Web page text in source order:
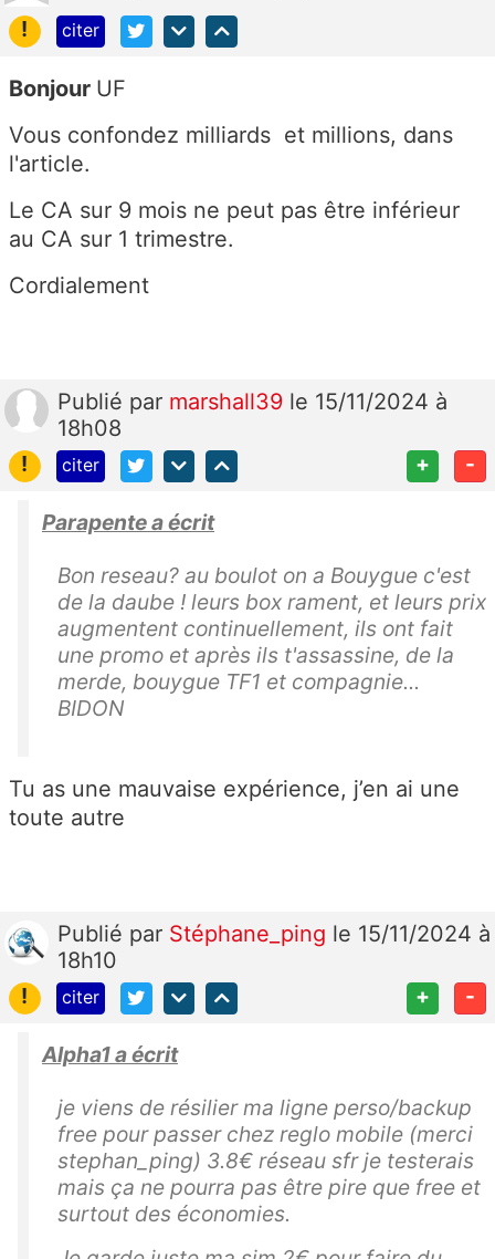
!
citer
Bonjour UF
Vous confondez milliards et millions, dans
l'article.
Le CA sur 9 mois ne peut pas être inférieur
au CA sur 1 trimestre.
Cordialement
Publié par marshall39 le 15/11/2024 à
18h08
!
citer + -
Parapente a écrit
Bon reseau? au boulot on a Bouygue c'est
de la daube ! leurs box rament, et leurs prix
augmentent continuellement, ils ont fait
une promo et après ils t'assassine, de la
merde, bouygue TF1 et compagnie...
BIDON
Tu as une mauvaise expérience, j’en ai une
toute autre
Publié par Stéphane_ping le 15/11/2024 à
18h10
!
citer + -
Alpha1 a écrit
je viens de résilier ma ligne perso/backup
free pour passer chez reglo mobile (merci
stephan_ping) 3.8€ réseau sfr je testerais
mais ça ne pourra pas être pire que free et
surtout des économies.